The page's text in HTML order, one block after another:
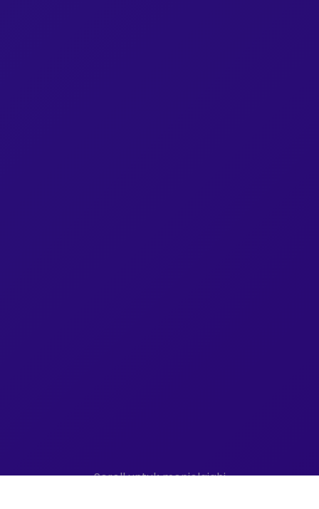
Scroll untuk menjelajahi